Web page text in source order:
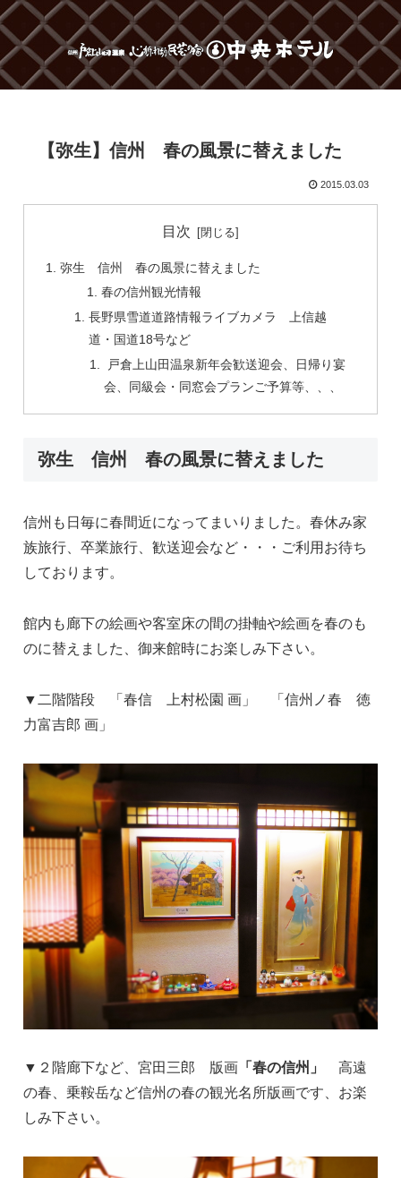
【弥生】信州 春の風景に替えました
2015.03.03
目次
弥生 信州 春の風景に替えました
春の信州観光情報
長野県雪道道路情報ライブカメラ 上信越
道・国道18号など
戸倉上山田温泉新年会歓送迎会、日帰り宴
会、同級会・同窓会プランご予算等、、、
弥生 信州 春の風景に替えました
信州も日毎に春間近になってまいりました。春休み家
族旅行、卒業旅行、歓送迎会など・・・ご利用お待ち
しております。
館内も廊下の絵画や客室床の間の掛軸や絵画を春のも
のに替えました、御来館時にお楽しみ下さい。
▼二階階段 「春信 上村松園 画」 「信州ノ春 徳
力富吉郎 画」
▼２階廊下など、宮田三郎 版画 「春の信州」
高遠
の春、乗鞍岳など信州の春の観光名所版画です、お楽
しみ下さい。